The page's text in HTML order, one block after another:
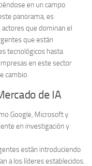
en un campo
panorama, es
que dominan el
que están
tecnológicos hasta
en este sector
cambio.
de IA
Google, Microsoft y
en investigación y
están introduciendo
a los líderes establecidos.